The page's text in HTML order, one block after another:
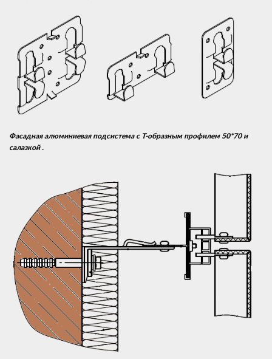
Фасадная алюминиевая подсистема с Т-образным профилем 50*70 и
салазкой .